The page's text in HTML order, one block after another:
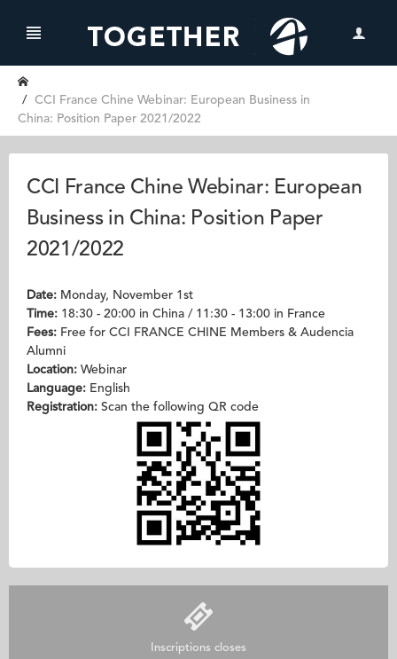
CCI France Chine Webinar: European Business in
China: Position Paper 2021/2022
CCI France Chine Webinar: European
Business in China: Position Paper
2021/2022
Date: Monday, November 1st
Time: 18:30 - 20:00 in China / 11:30 - 13:00 in France
Fees: Free for CCI FRANCE CHINE Members & Audencia
Alumni
Location: Webinar
Language: English
Registration: Scan the following QR code
Inscriptions closes